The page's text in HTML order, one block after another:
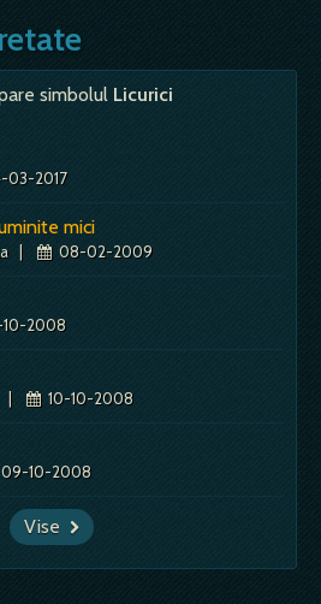
simbolul Licurici
03-2017
mici
| 08-02-2009
10-2008
| 10-10-2008
09-10-2008
Vise